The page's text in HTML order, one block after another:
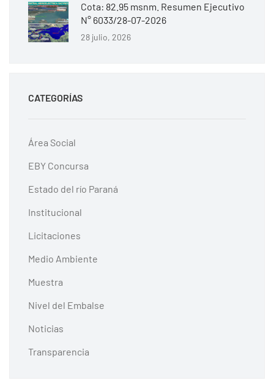
Cota: 82.95 msnm. Resumen Ejecutivo
N° 6033/28-07-2026
28 julio, 2026
CATEGORÍAS
Área Social
EBY Concursa
Estado del río Paraná
Institucional
Licitaciones
Medio Ambiente
Muestra
Nivel del Embalse
Noticias
Transparencia